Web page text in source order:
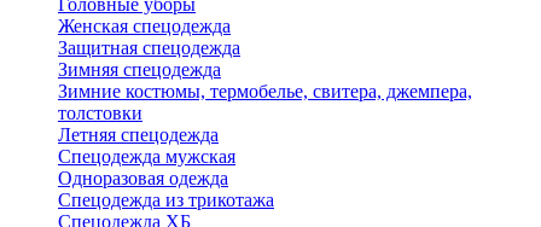
Головные уборы
Женская спецодежда
Защитная спецодежда
Зимняя спецодежда
Зимние костюмы, термобелье, свитера, джемпера,
толстовки
Летняя спецодежда
Спецодежда мужская
Одноразовая одежда
Спецодежда из трикотажа
Спецодежда ХБ